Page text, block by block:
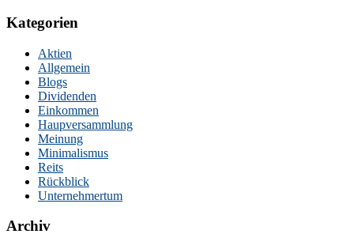
Kategorien
Aktien
Allgemein
Blogs
Dividenden
Einkommen
Haupversammlung
Meinung
Minimalismus
Reits
Rückblick
Unternehmertum
Archiv